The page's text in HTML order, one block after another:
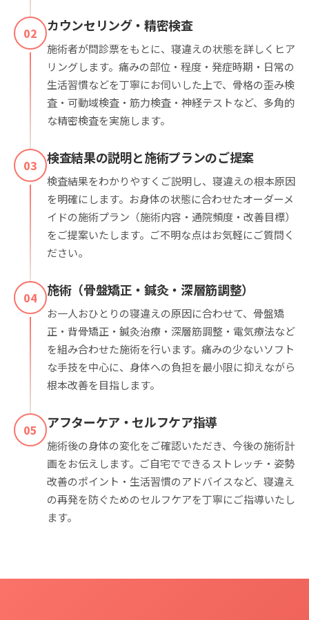
02 カウンセリング・精密検査
施術者が問診票をもとに、寝違えの状態を詳しくヒア
リングします。痛みの部位・程度・発症時期・日常の
生活習慣などを丁寧にお伺いした上で、骨格の歪み検
査・可動域検査・筋力検査・神経テストなど、多角的
な精密検査を実施します。
03 検査結果の説明と施術プランのご提案
検査結果をわかりやすくご説明し、寝違えの根本原因
を明確にします。お身体の状態に合わせたオーダーメ
イドの施術プラン（施術内容・通院頻度・改善目標）
をご提案いたします。ご不明な点はお気軽にご質問く
ださい。
04 施術（骨盤矯正・鍼灸・深層筋調整）
お一人おひとりの寝違えの原因に合わせて、骨盤矯
正・背骨矯正・鍼灸治療・深層筋調整・電気療法など
を組み合わせた施術を行います。痛みの少ないソフト
な手技を中心に、身体への負担を最小限に抑えながら
根本改善を目指します。
05 アフターケア・セルフケア指導
施術後の身体の変化をご確認いただき、今後の施術計
画をお伝えします。ご自宅でできるストレッチ・姿勢
改善のポイント・生活習慣のアドバイスなど、寝違え
の再発を防ぐためのセルフケアを丁寧にご指導いたし
ます。